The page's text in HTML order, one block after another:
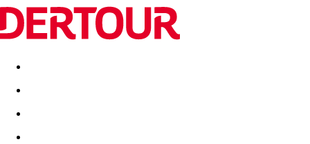
Destinatii Vacanta perfecta OFERTE DE NERATAT